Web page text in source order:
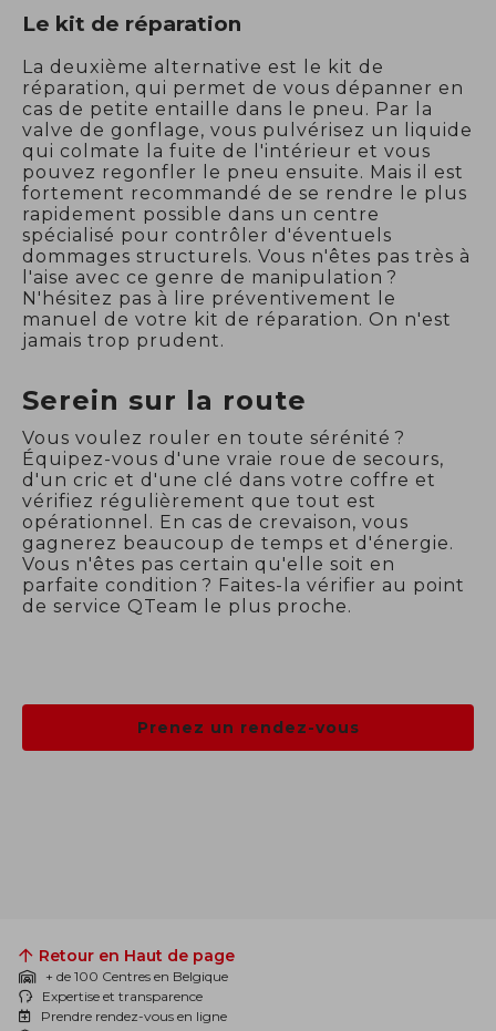
Le kit de réparation
La deuxième alternative est le kit de
réparation, qui permet de vous dépanner en
cas de petite entaille dans le pneu. Par la
valve de gonflage, vous pulvérisez un liquide
qui colmate la fuite de l'intérieur et vous
pouvez regonfler le pneu ensuite. Mais il est
fortement recommandé de se rendre le plus
rapidement possible dans un centre
spécialisé pour contrôler d'éventuels
dommages structurels. Vous n'êtes pas très à
l'aise avec ce genre de manipulation ?
N'hésitez pas à lire préventivement le
manuel de votre kit de réparation. On n'est
jamais trop prudent.
Serein sur la route
Vous voulez rouler en toute sérénité ?
Équipez-vous d'une vraie roue de secours,
d'un cric et d'une clé dans votre coffre et
vérifiez régulièrement que tout est
opérationnel. En cas de crevaison, vous
gagnerez beaucoup de temps et d'énergie.
Vous n'êtes pas certain qu'elle soit en
parfaite condition ? Faites-la vérifier au point
de service QTeam le plus proche.
Prenez un rendez-vous
Retour en Haut de page
+ de 100 Centres en Belgique
Expertise et transparence
Prendre rendez-vous en ligne